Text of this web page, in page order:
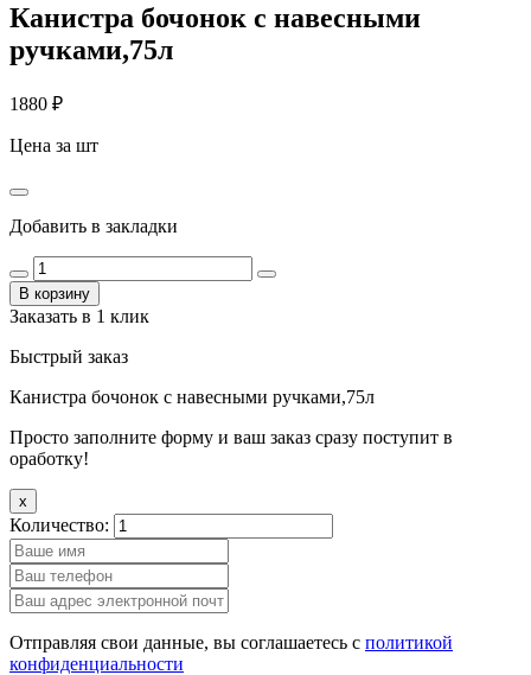
Канистра бочонок с навесными
ручками,75л
1880 ₽
Цена за шт
Добавить в закладки
В корзину
Заказать в 1 клик
Быстрый заказ
Канистра бочонок с навесными ручками,75л
Просто заполните форму и ваш заказ сразу поступит в
оработку!
x
Количество:
Отправляя свои данные, вы соглашаетесь с политикой
конфиденциальности